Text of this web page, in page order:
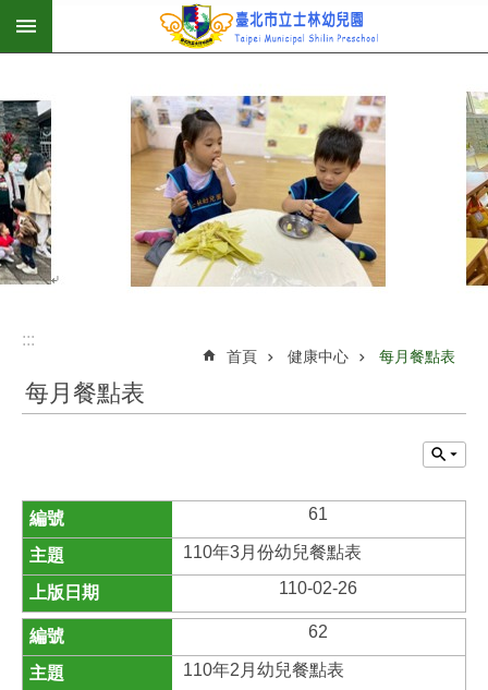
跳到主要內容區塊
:::
首頁 健康中心 每月餐點表
每月餐點表
61
110年3月份幼兒餐點表
110-02-26
62
110年2月幼兒餐點表